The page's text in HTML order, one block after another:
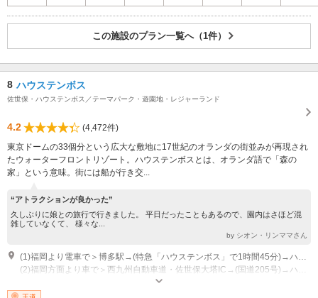
この施設のプラン一覧へ（1件）
8 ハウステンボス
佐世保・ハウステンボス／テーマパーク・遊園地・レジャーランド
4.2
(4,472件)
東京ドームの33個分という広大な敷地に17世紀のオランダの街並みが再現され
たウォーターフロントリゾート。ハウステンボスとは、オランダ語で「森の
家」という意味。街には船が行き交...
“アトラクションが良かった”
久しぶりに娘との旅行で行きました。 平日だったこともあるので、園内はさほど混
雑していなくて、 様々な...
by シオン・リンママさん
(1)福岡より電車で＞博多駅→(特急「ハウステンボス」で1時間45分)→ハウステンボス
営業時間：10時～21時 ※営業時間は季節・曜日により異なります。公式HP
にてご確認ください 休園日：2026年1月6日～2026年1月9日